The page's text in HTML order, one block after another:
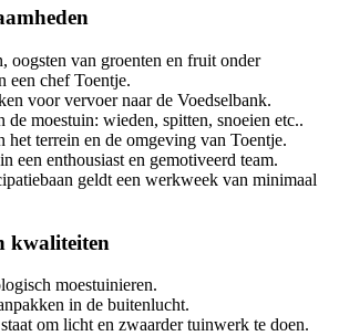
oogsten van groenten en fruit onder
een chef Toentje.
voor vervoer naar de Voedselbank.
de moestuin: wieden, spitten, snoeien etc..
het terrein en de omgeving van Toentje.
een enthousiast en gemotiveerd team.
geldt een werkweek van minimaal
kwaliteiten
moestuinieren.
in de buitenlucht.
om licht en zwaarder tuinwerk te doen.